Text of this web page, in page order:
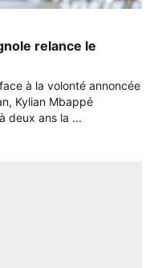
relance le
à la volonté annoncée
Kylian Mbappé
deux ans la ...